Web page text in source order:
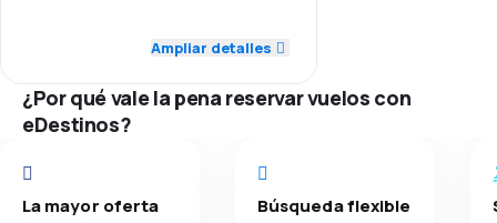
Comodidad de viaje
4.0
Ampliar detalles
¿Por qué vale la pena reservar vuelos con
eDestinos?
La mayor oferta
Búsqueda flexible